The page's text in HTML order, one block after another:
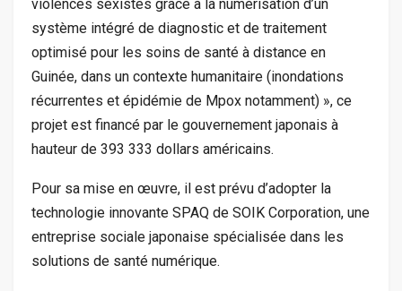
violences sexistes grâce à la numérisation d’un
système intégré de diagnostic et de traitement
optimisé pour les soins de santé à distance en
Guinée, dans un contexte humanitaire (inondations
récurrentes et épidémie de Mpox notamment) », ce
projet est financé par le gouvernement japonais à
hauteur de 393 333 dollars américains.
Pour sa mise en œuvre, il est prévu d’adopter la
technologie innovante SPAQ de SOIK Corporation, une
entreprise sociale japonaise spécialisée dans les
solutions de santé numérique.